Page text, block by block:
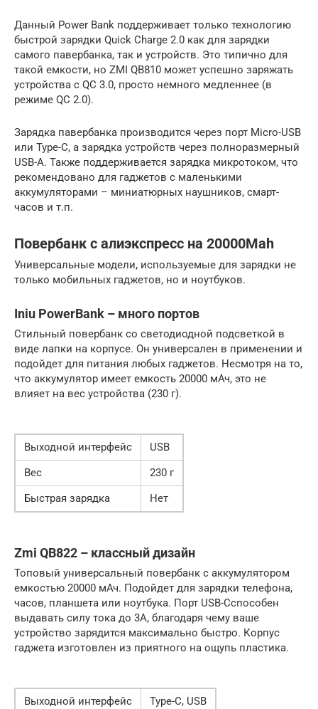
Данный Power Bank поддерживает только технологию
быстрой зарядки Quick Charge 2.0 как для зарядки
самого павербанка, так и устройств. Это типично для
такой емкости, но ZMI QB810 может успешно заряжать
устройства с QC 3.0, просто немного медленнее (в
режиме QC 2.0).
Зарядка павербанка производится через порт Micro-USB
или Type-C, а зарядка устройств через полноразмерный
USB-A. Также поддерживается зарядка микротоком, что
рекомендовано для гаджетов с маленькими
аккумуляторами – миниатюрных наушников, смарт-
часов и т.п.
Повербанк с алиэкспресс на 20000Mah
Универсальные модели, используемые для зарядки не
только мобильных гаджетов, но и ноутбуков.
Iniu PowerBank – много портов
Стильный повербанк со светодиодной подсветкой в
виде лапки на корпусе. Он универсален в применении и
подойдет для питания любых гаджетов. Несмотря на то,
что аккумулятор имеет емкость 20000 мАч, это не
влияет на вес устройства (230 г).
Выходной интерфейс
USB
Вес
230 г
Быстрая зарядка
Нет
Zmi QB822 – классный дизайн
Топовый универсальный повербанк с аккумулятором
емкостью 20000 мАч. Подойдет для зарядки телефона,
часов, планшета или ноутбука. Порт USB-Cспособен
выдавать силу тока до 3А, благодаря чему ваше
устройство зарядится максимально быстро. Корпус
гаджета изготовлен из приятного на ощупь пластика.
Выходной интерфейс
Type-C, USB